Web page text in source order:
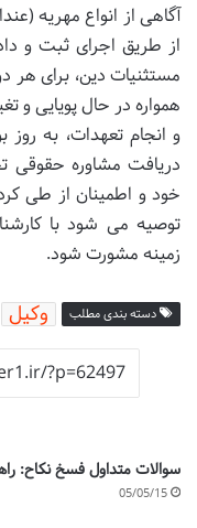
آگاهی از انواع مهریه
از طریق اجرای ثبت و
مستثنیات دین، برای هر
همواره در حال پویایی و
و انجام تعهدات، به
دریافت مشاوره
خود و اطمینان از طی
توصیه می شود با
زمینه مشورت شود.
دسته بندی مطلب وکیل
سوالات متداول فسخ نکاح:
05/05/15